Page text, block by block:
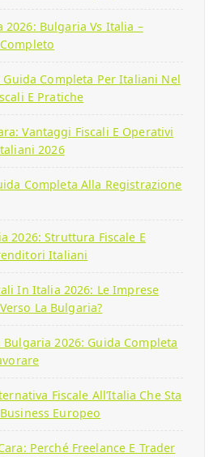
2026: Bulgaria Vs Italia –
Guida Completa Per Italiani Nel
E Pratiche
Vantaggi Fiscali E Operativi
2026
Completa Alla Registrazione
2026: Struttura Fiscale E
Italiani
In Italia 2026: Le Imprese
La Bulgaria?
2026: Guida Completa
Fiscale All’Italia Che Sta
Europeo
Perché Freelance E Trader